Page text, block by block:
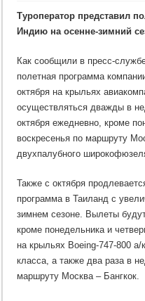
Глобус»:
и
из
Москвы
Туроператор представил
Индию на осенне-зимний
Как сообщили в пресс-
полетная программа
октября на крыльях
осуществляться дважды в
октября ежедневно, кроме
воскресенья по маршруту
двухпалубного
Также с октября
программа в Таиланд с
зимнем сезоне. Вылеты
кроме понедельника и
на крыльях Boeing-747-800
класса, а также два раза в
маршруту Москва – Бангкок.